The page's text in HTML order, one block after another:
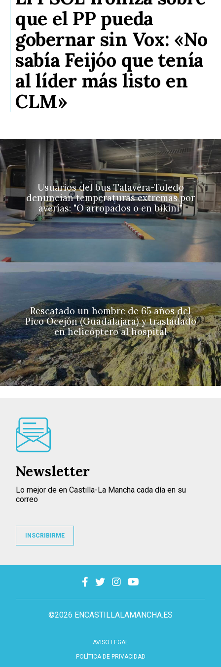
que el PP pueda
gobernar sin Vox: «No
sabía Feijóo que tenía
al líder más listo en
CLM»
Usuarios del bus Talavera-Toledo
denuncian temperaturas extremas por
averías: "O arropados o en bikini"
Rescatado un hombre de 65 años del
Pico Ocejón (Guadalajara) y trasladado
en helicóptero al hospital
©2026 ENCASTILLALAMANCHA.ES
AVISO LEGAL
POLÍTICA DE PRIVACIDAD
Newsletter
Lo mejor de en Castilla-La Mancha cada día en su
correo
INSCRIBIRME